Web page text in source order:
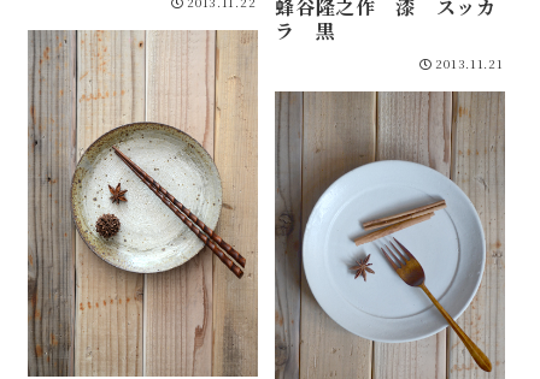
蜂谷隆之作 漆 スッカ
ラ 黒
2013.11.21